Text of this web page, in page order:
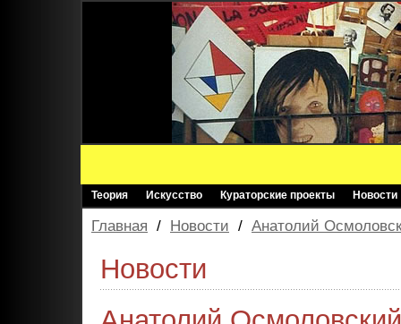
Теория Искусство Кураторские проекты Новости
Главная / Новости / Анатолий
Новости